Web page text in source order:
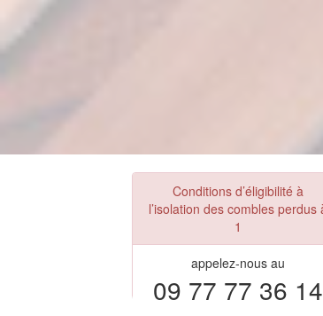
Conditions d’éligibilité à
l’isolation des combles perdus
1
appelez-nous au
09 77 77 36 14